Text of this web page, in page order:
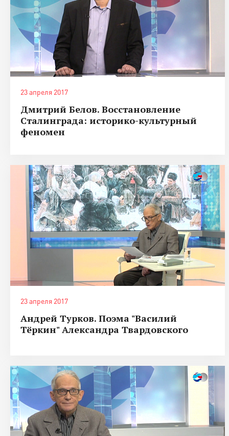
23 апреля 2017
Дмитрий Белов. Восстановление
Сталинграда: историко-культурный
феномен
23 апреля 2017
Андрей Турков. Поэма "Василий
Тёркин" Александра Твардовского